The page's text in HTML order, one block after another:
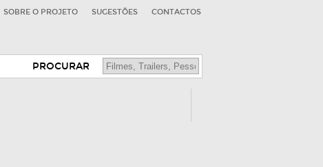
SOBRE O PROJETO SUGESTÕES CONTACTOS
PROCURAR